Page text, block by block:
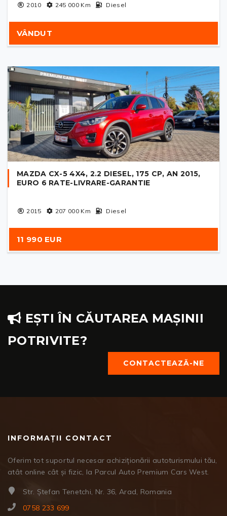
2010 245 000Km Diesel
VÂNDUT
MAZDA CX-5 4X4, 2.2 DIESEL, 175 CP, AN 2015,
EURO 6 RATE-LIVRARE-GARANTIE
2015 207 000Km Diesel
11 990 EUR
EȘTI ÎN CĂUTAREA MAȘINII
POTRIVITE?
CONTACTEAZĂ-NE
INFORMAȚII CONTACT
Oferim tot suportul necesar achiziționării autoturismului tău,
atât online cât și fizic, la Parcul Auto Premium Cars West.
Str. Ștefan Tenetchi, Nr. 36, Arad, Romania
0758 233 699